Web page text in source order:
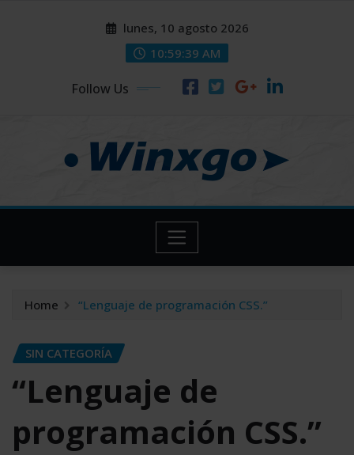
lunes, 10 agosto 2026
10:59:40 AM
Follow Us
Home “Lenguaje de programación CSS.”
SIN CATEGORÍA
“Lenguaje de
programación CSS.”